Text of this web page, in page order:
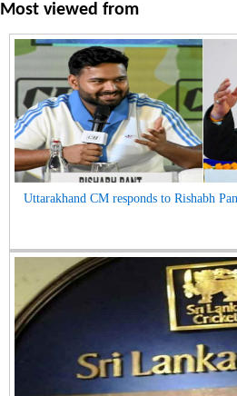
Most viewed from
Uttarakhand CM responds to Rishabh